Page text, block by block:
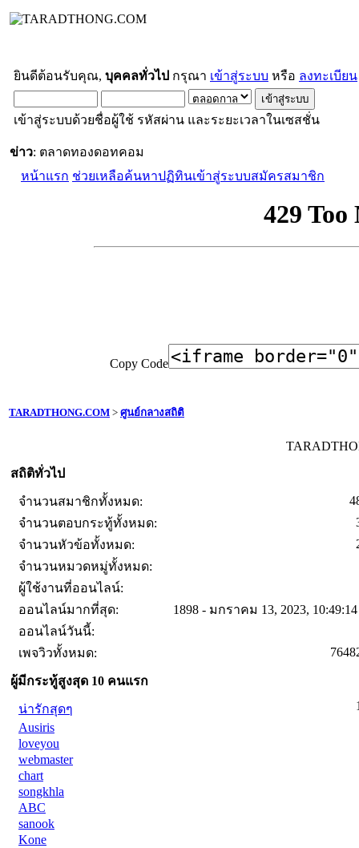
ยินดีต้อนรับคุณ, บุคคลทั่วไป กรุณา เข้าสู่ระบบ หรือ ลงทะเบียน
เข้าสู่ระบบด้วยชื่อผู้ใช้ รหัสผ่าน และระยะเวลาในเซสชั่น
ข่าว: ตลาดทองดอทคอม
หน้าแรก ช่วยเหลือค้นหาปฏิทินเข้าสู่ระบบสมัครสมาชิก
Copy Code
TARADTHONG.COM > ศูนย์กลางสถิติ
สถิติทั่วไป
จำนวนสมาชิกทั้งหมด:
จำนวนตอบกระทู้ทั้งหมด:
จำนวนหัวข้อทั้งหมด:
จำนวนหมวดหมู่ทั้งหมด:
ผู้ใช้งานที่ออนไลน์:
ออนไลน์มากที่สุด:
1898 - มกราคม 13, 2023,
ออนไลน์วันนี้:
เพจวิวทั้งหมด:
ผู้มีกระทู้สูงสุด 10 คนแรก
น่ารักสุดๆ
Ausiris
loveyou
webmaster
chart
songkhla
ABC
sanook
Kone